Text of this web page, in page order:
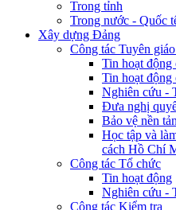
Trong tỉnh
Trong nước - Quốc
Xây dựng Đảng
Công tác Tuyên
Tin hoạt động
Tin hoạt động
Nghiên cứu -
Đưa nghị
Bảo vệ nền
Học tập và
cách Hồ Chí
Công tác Tổ chức
Tin hoạt động
Nghiên cứu -
Công tác Kiểm tra